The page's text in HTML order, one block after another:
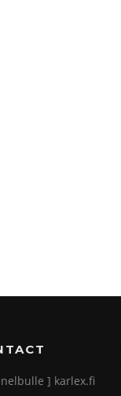
] karlex.fi